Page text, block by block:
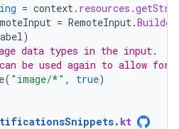
= context . resources .
= RemoteInput .Builder
)
data types in the input.
be used again to allow for
( "image/*" , true)
. kt